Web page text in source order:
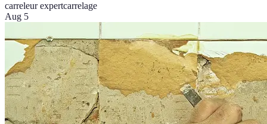
carreleur expertcarrelage
Aug 5